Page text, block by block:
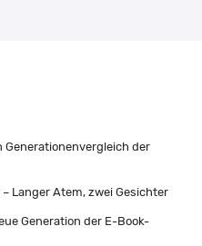
Generationenvergleich der
Langer Atem, zwei Gesichter
Generation der E-Book-